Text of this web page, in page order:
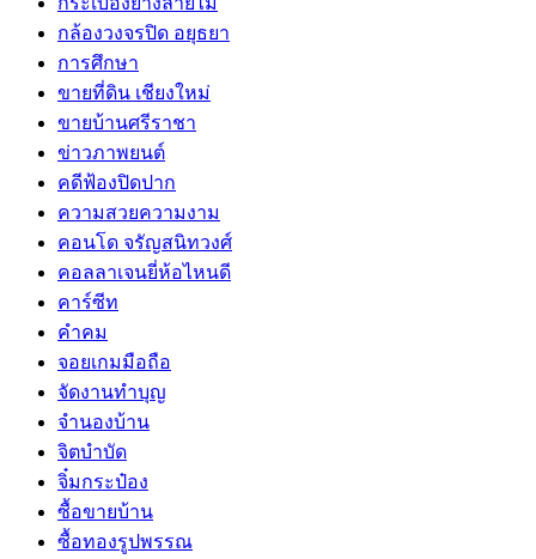
กล้องวงจรปิด อยุธยา
การศึกษา
ขายที่ดิน เชียงใหม่
ขายบ้านศรีราชา
ข่าวภาพยนต์
คดีฟ้องปิดปาก
ความสวยความงาม
คอนโด จรัญสนิทวงศ์
คอลลาเจนยี่ห้อไหนดี
คาร์ซีท
คำคม
จอยเกมมือถือ
จัดงานทำบุญ
จำนองบ้าน
จิตบำบัด
จิ๋มกระป๋อง
ซื้อขายบ้าน
ซื้อทองรูปพรรณ